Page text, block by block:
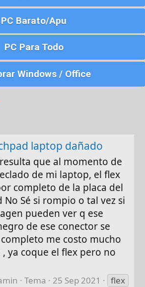
PC Barato/Apu
PC Para Todo
Windows / Office
laptop dañado
que al momento de
de mi laptop, el flex
completo de la placa del
No Sé si rompio o tal vez si
pueden ver q ese
de ese conector se
me costo mucho
ya coque el flex pero no
Tema 25 Sep 2021
flex